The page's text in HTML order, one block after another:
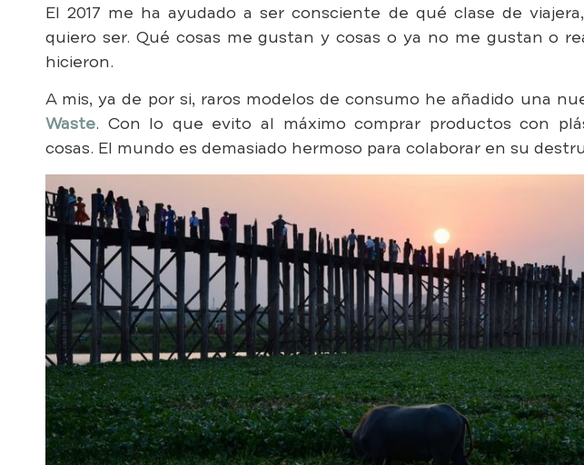
El 2017 me ha ayudado a ser consciente de qué clase de
quiero ser. Qué cosas me gustan y cosas o ya no me gustan o
hicieron.
A mis, ya de por si, raros modelos de consumo he añadido una
Waste. Con lo que evito al máximo comprar productos con
cosas. El mundo es demasiado hermoso para colaborar en su